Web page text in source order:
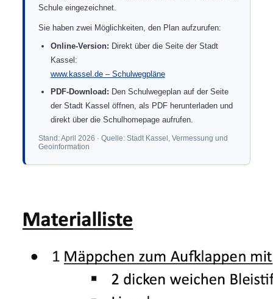
Schule eingezeichnet.
Sie haben zwei Möglichkeiten, den Plan aufzurufen:
Online-Version: Direkt über die Seite der Stadt
Kassel:
www.kassel.de – Schulwegpläne
PDF-Download: Den Schulwegeplan auf der Seite
der Stadt Kassel öffnen, als PDF herunterladen und
direkt über die Schulhomepage aufrufen.
Stand: April 2026 · Quelle: Stadt Kassel, Vermessung und
Geoinformation